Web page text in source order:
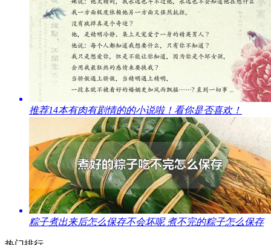
​推荐14本有肉有剧情的的小说啦！看你是否喜欢！
​粽子煮出来后怎么保存不会坏呢 煮不完的粽子怎么保存